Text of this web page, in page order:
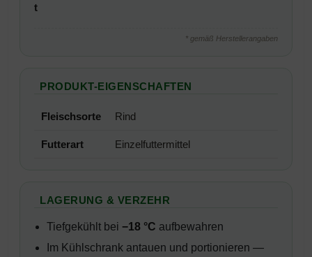
t
* gemäß Herstellerangaben
PRODUKT-EIGENSCHAFTEN
Fleischsorte Rind
Futterart Einzelfuttermittel
LAGERUNG & VERZEHR
Tiefgekühlt bei −18 °C aufbewahren
Im Kühlschrank antauen und portionieren —